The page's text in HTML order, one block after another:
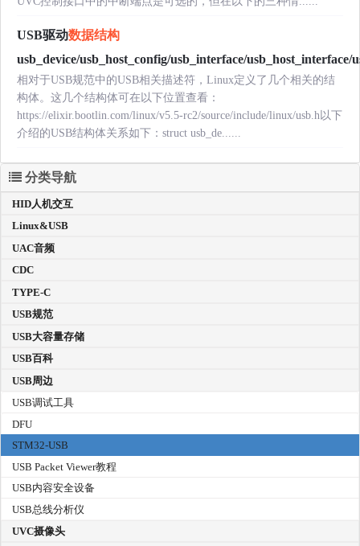
USB驱动数据结构
usb_device/usb_host_config/usb_interface/usb_host_interface/
相对于USB规范中的USB相关描述符，Linux定义了几个相关的结
构体。这几个结构体可在以下位置查看：
https://elixir.bootlin.com/linux/v5.5-rc2/source/include/linux/usb.h以下
介绍的USB结构体关系如下：struct usb_de......
分类导航
HID人机交互
Linux&USB
UAC音频
CDC
TYPE-C
USB规范
USB大容量存储
USB百科
USB周边
USB调试工具
DFU
STM32-USB
USB Packet Viewer教程
USB内容安全设备
USB总线分析仪
UVC摄像头